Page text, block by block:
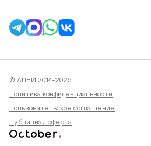
© АПНИ 2014-2026
Политика конфиденциальности
Пользовательское соглашение
Публичная оферта